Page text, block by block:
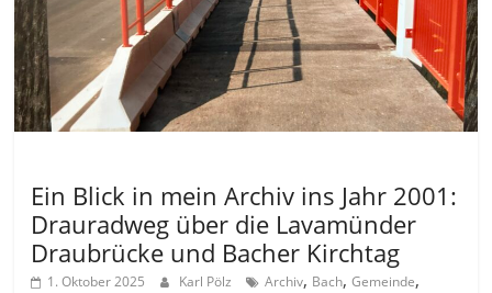
Ein Blick in mein Archiv ins Jahr 2001:
Drauradweg über die Lavamünder
Draubrücke und Bacher Kirchtag
1. Oktober 2025 Karl Pölz Archiv, Bach,Gemeinde,